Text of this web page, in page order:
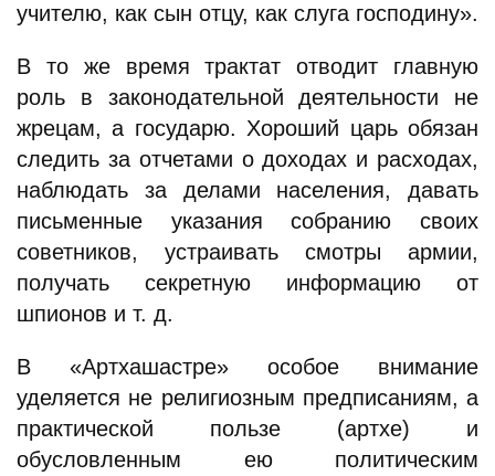
учителю, как сын отцу, как слуга господину».
В то же время трактат отводит главную
роль в законодательной деятельности не
жрецам, а государю. Хороший царь обязан
следить за отчетами о доходах и расходах,
наблюдать за делами населения, давать
письменные указания собранию своих
советников, устраивать смотры армии,
получать секретную информацию от
шпионов и т. д.
В «Артхашастре» особое внимание
уделяется не религиозным предписаниям, а
практической пользе (артхе) и
обусловленным ею политическим